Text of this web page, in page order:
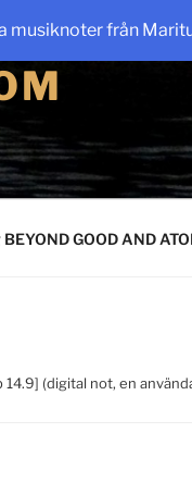
musiknoter från
GOOD AND
(digital not, en